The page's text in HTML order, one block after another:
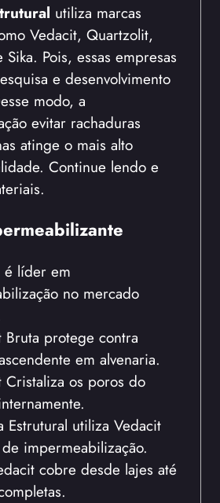
utiliza marcas
Vedacit, Quartzolit,
Pois, essas empresas
e desenvolvimento
modo, a
evitar rachaduras
atinge o mais alto
Continue lendo e
líder em
no mercado
Bruta protege contra
em alvenaria.
Cristaliza os poros do
Estrutural utiliza Vedacit
impermeabilização.
cobre desde lajes até